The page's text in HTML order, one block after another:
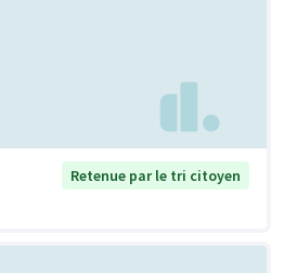
Retenue par le tri citoyen